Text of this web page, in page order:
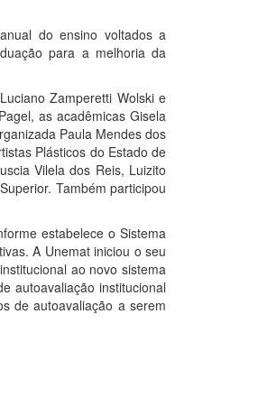
do ensino voltados a
para a melhoria da
Zamperetti Wolski e
as acadêmicas Gisela
Paula Mendes dos
Plásticos do Estado de
Vilela dos Reis, Luizito
Também participou
estabelece o Sistema
A Unemat iniciou o seu
ao novo sistema
autoavaliação institucional
de autoavaliação a serem